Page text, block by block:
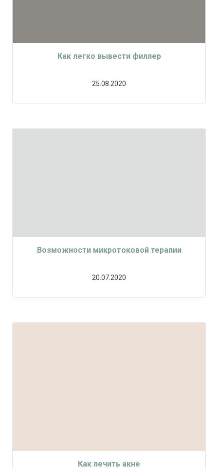
Как легко вывести филлер
25.08.2020
Возможности микротоковой терапии
20.07.2020
Как лечить акне